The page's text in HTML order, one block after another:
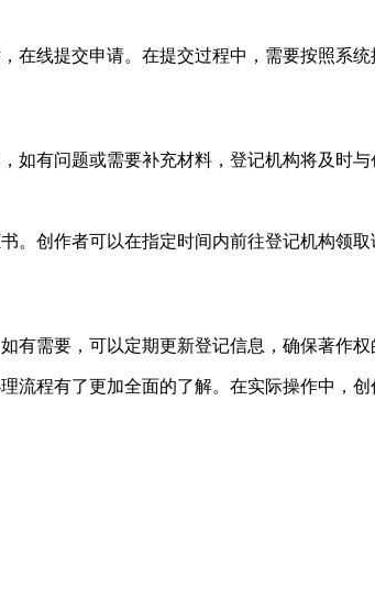
在线提交申请。在提交过程中，需要按照系
如有问题或需要补充材料，登记机构将及时
。创作者可以在指定时间内前往登记机构领
有需要，可以定期更新登记信息，确保著作
流程有了更加全面的了解。在实际操作中，